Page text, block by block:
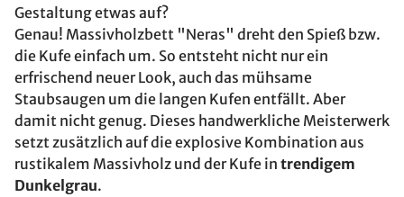
Gestaltung etwas auf?
Genau! Massivholzbett "Neras" dreht den Spieß bzw.
die Kufe einfach um. So entsteht nicht nur ein
erfrischend neuer Look, auch das mühsame
Staubsaugen um die langen Kufen entfällt. Aber
damit nicht genug. Dieses handwerkliche Meisterwerk
setzt zusätzlich auf die explosive Kombination aus
rustikalem Massivholz und der Kufe in trendigem
Dunkelgrau.